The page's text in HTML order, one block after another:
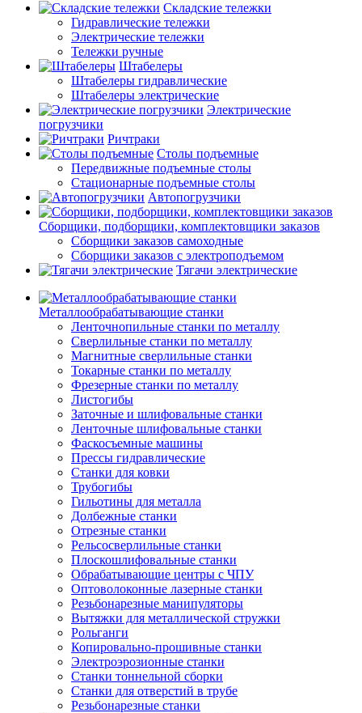
Складские тележки
Гидравлические тележки
Электрические тележки
Тележки ручные
Штабелеры
Штабелеры гидравлические
Штабелеры электрические
Электрические
погрузчики
Ричтраки
Столы подъемные
Передвижные подъемные столы
Стационарные подъемные столы
Автопогрузчики
Сборщики, подборщики, комплектовщики заказов
Сборщики заказов самоходные
Сборщики заказов с электроподъемом
Тягачи электрические
Металлообрабатывающие станки
Ленточнопильные станки по металлу
Сверлильные станки по металлу
Магнитные сверлильные станки
Токарные станки по металлу
Фрезерные станки по металлу
Листогибы
Заточные и шлифовальные станки
Ленточные шлифовальные станки
Фаскосъемные машины
Прессы гидравлические
Станки для ковки
Трубогибы
Гильотины для металла
Долбежные станки
Отрезные станки
Рельсосверлильные станки
Плоскошлифовальные станки
Обрабатывающие центры с ЧПУ
Оптоволоконные лазерные станки
Резьбонарезные манипуляторы
Вытяжки для металлической стружки
Рольганги
Копировально-прошивные станки
Электроэрозионные станки
Станки тоннельной сборки
Станки для отверстий в трубе
Резьбонарезные станки